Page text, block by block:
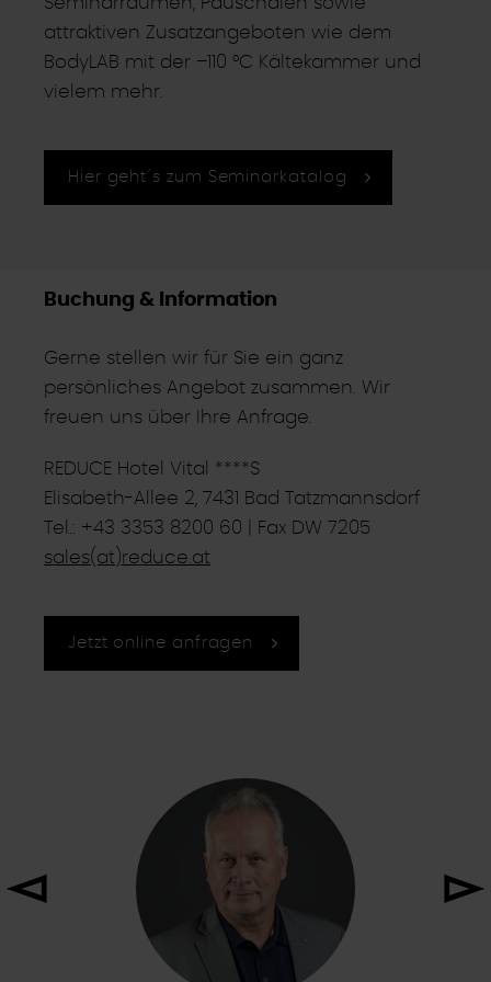
attraktiven Zusatzangeboten wie dem
BodyLAB mit der –110 °C Kältekammer und
vielem mehr.
Hier geht´s zum Seminarkatalog
Buchung & Information
Gerne stellen wir für Sie ein ganz
persönliches Angebot zusammen. Wir
freuen uns über Ihre Anfrage.
REDUCE Hotel Vital ****S
Elisabeth-Allee 2, 7431 Bad Tatzmannsdorf
Tel.: +43 3353 8200 60 | Fax DW 7205
sales(at)reduce.at
Jetzt online anfragen